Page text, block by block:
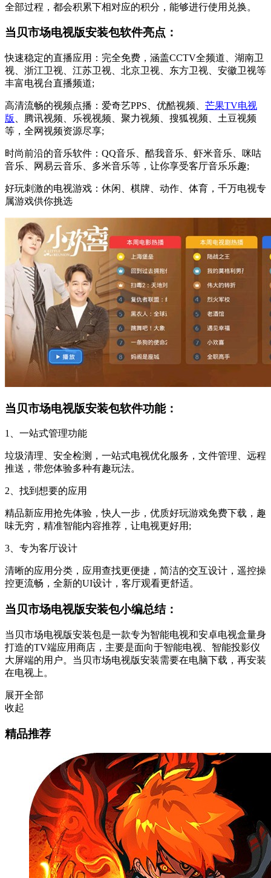
全部过程，都会积累下相对应的积分，能够进行使用兑换。
当贝市场电视版安装包软件亮点：
快速稳定的直播应用：完全免费，涵盖CCTV全频道、湖南卫
视、浙江卫视、江苏卫视、北京卫视、东方卫视、安徽卫视等
丰富电视台直播频道;
高清流畅的视频点播：爱奇艺PPS、优酷视频、 芒果TV电视
版
、腾讯视频、乐视视频、聚力视频、搜狐视频、土豆视频
等，全网视频资源尽享;
时尚前沿的音乐软件：QQ音乐、酷我音乐、虾米音乐、咪咕
音乐、网易云音乐、多米音乐等，让你享受客厅音乐乐趣;
好玩刺激的电视游戏：休闲、棋牌、动作、体育，千万电视专
属游戏供你挑选
当贝市场电视版安装包软件功能：
1、一站式管理功能
垃圾清理、安全检测，一站式电视优化服务，文件管理、远程
推送，带您体验多种有趣玩法。
2、找到想要的应用
精品新应用抢先体验，快人一步，优质好玩游戏免费下载，趣
味无穷，精准智能内容推荐，让电视更好用;
3、专为客厅设计
清晰的应用分类，应用查找更便捷，简洁的交互设计，遥控操
控更流畅，全新的UI设计，客厅观看更舒适。
当贝市场电视版安装包小编总结：
当贝市场电视版安装包是一款专为智能电视和安卓电视盒量身
打造的TV端应用商店，主要是面向于智能电视、智能投影仪
大屏端的用户。当贝市场电视版安装需要在电脑下载，再安装
在电视上。
展开全部
收起
精品推荐